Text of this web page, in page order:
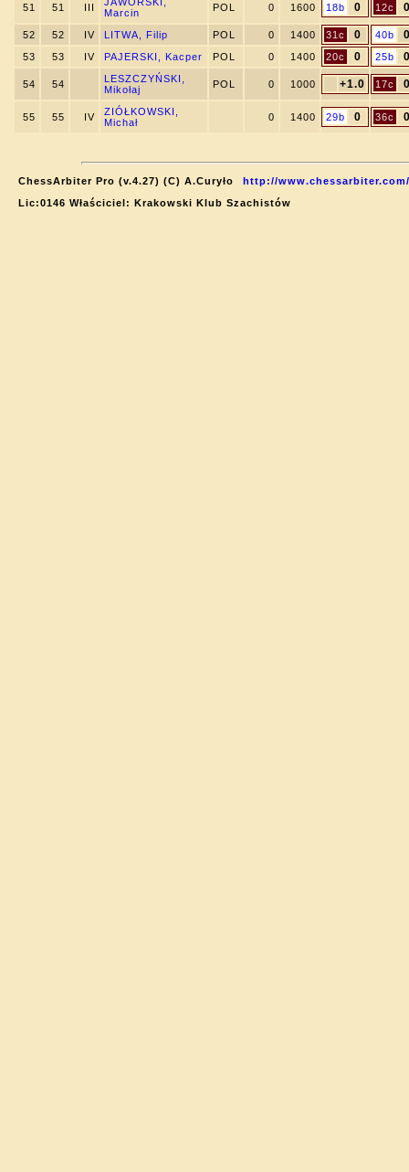
51 51 III
Marcin
POL 0 1600 18b 0 12c
52 52 IV LITWA, Filip POL 0 1400 31c 0 40b
53 53 IV PAJERSKI, Kacper POL 0 1400 20c 0 25b
54 54
LESZCZYŃSKI,
Mikołaj
POL 0 1000 +1.0 17c
55 55 IV
ZIÓŁKOWSKI,
Michał
0 1400 29b 0 36c
ChessArbiter Pro (v.4.27) (C) A.Curyło
http://www.chessarbiter.com/
Lic:0146 Właściciel: Krakowski Klub Szachistów